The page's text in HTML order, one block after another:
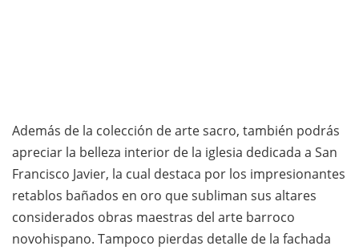
Además de la colección de arte sacro, también podrás
apreciar la belleza interior de la iglesia dedicada a San
Francisco Javier, la cual destaca por los impresionantes
retablos bañados en oro que subliman sus altares
considerados obras maestras del arte barroco
novohispano. Tampoco pierdas detalle de la fachada